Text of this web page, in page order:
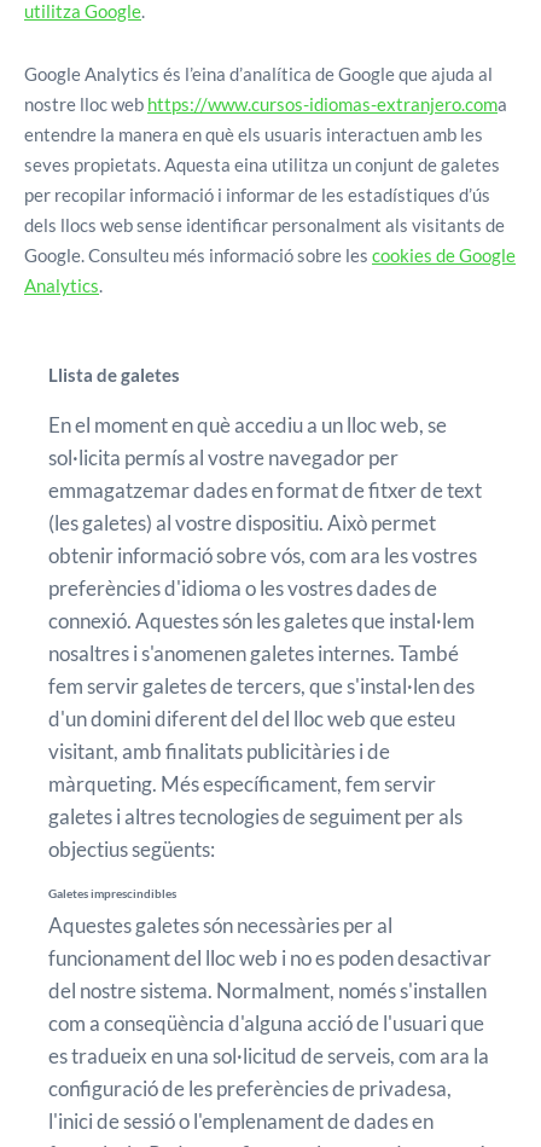
utilitza Google.
Google Analytics és l’eina d’analítica de Google que ajuda al
nostre lloc web https://www.cursos-idiomas-extranjero.coma
entendre la manera en què els usuaris interactuen amb les
seves propietats. Aquesta eina utilitza un conjunt de galetes
per recopilar informació i informar de les estadístiques d’ús
dels llocs web sense identificar personalment als visitants de
Google. Consulteu més informació sobre les cookies de Google
Analytics.
Llista de galetes
En el moment en què accediu a un lloc web, se
sol·licita permís al vostre navegador per
emmagatzemar dades en format de fitxer de text
(les galetes) al vostre dispositiu. Això permet
obtenir informació sobre vós, com ara les vostres
preferències d'idioma o les vostres dades de
connexió. Aquestes són les galetes que instal·lem
nosaltres i s'anomenen galetes internes. També
fem servir galetes de tercers, que s'instal·len des
d'un domini diferent del del lloc web que esteu
visitant, amb finalitats publicitàries i de
màrqueting. Més específicament, fem servir
galetes i altres tecnologies de seguiment per als
objectius següents:
Galetes imprescindibles
Aquestes galetes són necessàries per al
funcionament del lloc web i no es poden desactivar
del nostre sistema. Normalment, només s'installen
com a conseqüència d'alguna acció de l'usuari que
es tradueix en una sol·licitud de serveis, com ara la
configuració de les preferències de privadesa,
l'inici de sessió o l'emplenament de dades en